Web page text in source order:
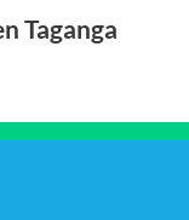
Taganga